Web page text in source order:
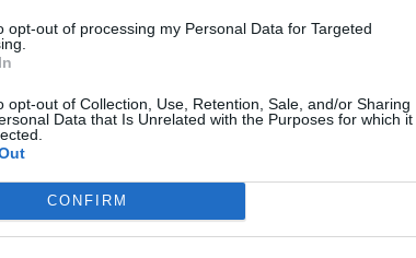
opt-out of processing my Personal Data for Targeted
opt-out of Collection, Use, Retention, Sale, and/or Sharing
Data that Is Unrelated with the Purposes for which it
CONFIRM
Con il disimpegno americano, il
rimboccarsi le maniche: «
cappello della NATO
relazione con l’Europa.Siamo all’esame di
cosa fare da grandi, su cosa investire,
autonomi. Le relazioni transatlantiche
First” potrebbe colpirci. E il più
esserlo più».